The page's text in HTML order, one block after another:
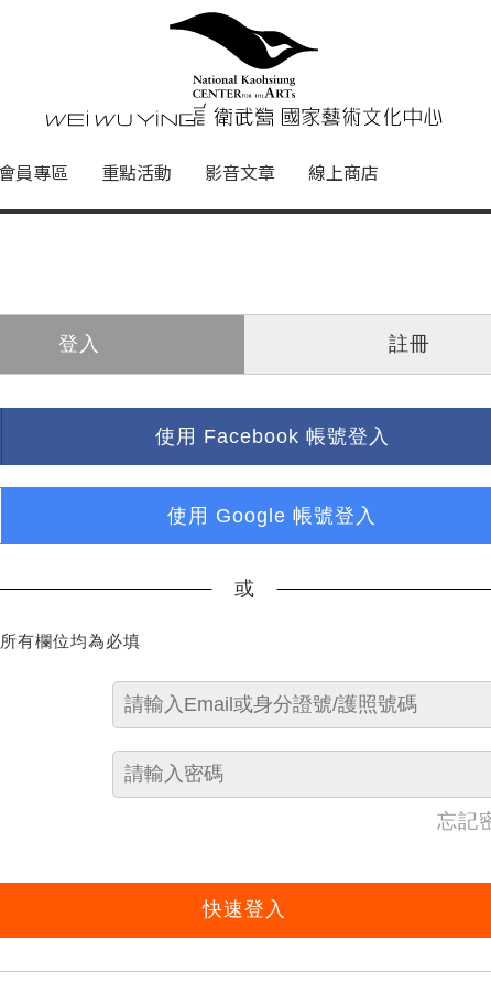
衛武營國家藝術文
會員專區 重點活動 影音文章 線上商店
登入 註冊
使用 Facebook 帳號登入
使用 Google 帳號登入
或
有欄位均為必填
忘記
快速登入